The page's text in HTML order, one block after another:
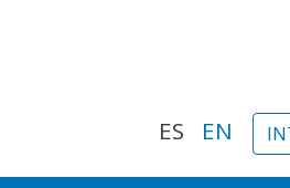
ES EN